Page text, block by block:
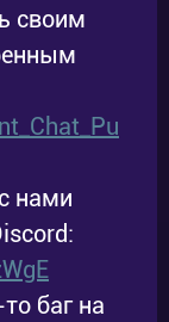
своим
нами
баг на